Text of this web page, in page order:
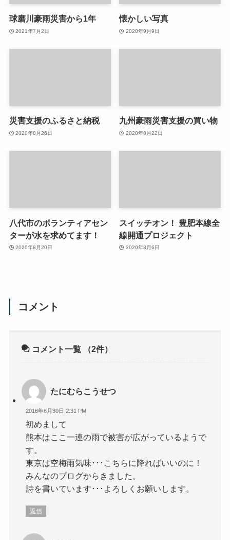
球磨川豪雨災害から1年
2021年7月2日
懐かしい写真
2020年9月9日
災害支援のふるさと納税
2020年8月26日
九州豪雨災害支援の買い物
2020年8月22日
八代市のボランティアセン
ターが水を求めてます！
2020年8月20日
スイッチオン！ 豊肥本線全
線開通プロジェクト
2020年8月6日
コメント
コメント一覧 （2件）
たにむらこうせつ
2016年6月30日 2:31 PM
初めまして
熊本はここ一連の雨で被害が広がっているようで
す。
東京は空梅雨気味･･･こちらに降ればいいのに！
みんなのブログからきました。
詩を書いています･･･よろしくお願いします。
返信